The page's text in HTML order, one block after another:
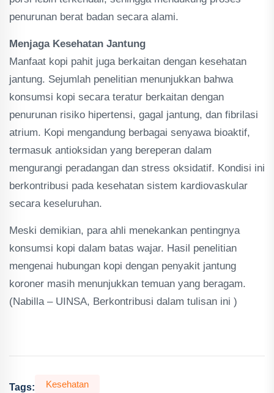
penurunan berat badan secara alami.
Menjaga Kesehatan Jantung
Manfaat kopi pahit juga berkaitan dengan kesehatan
jantung. Sejumlah penelitian menunjukkan bahwa
konsumsi kopi secara teratur berkaitan dengan
penurunan risiko hipertensi, gagal jantung, dan fibrilasi
atrium. Kopi mengandung berbagai senyawa bioaktif,
termasuk antioksidan yang bereperan dalam
mengurangi peradangan dan stress oksidatif. Kondisi ini
berkontribusi pada kesehatan sistem kardiovaskular
secara keseluruhan.
Meski demikian, para ahli menekankan pentingnya
konsumsi kopi dalam batas wajar. Hasil penelitian
mengenai hubungan kopi dengan penyakit jantung
koroner masih menunjukkan temuan yang beragam.
(Nabilla – UINSA, Berkontribusi dalam tulisan ini )
Tags: Kesehatan